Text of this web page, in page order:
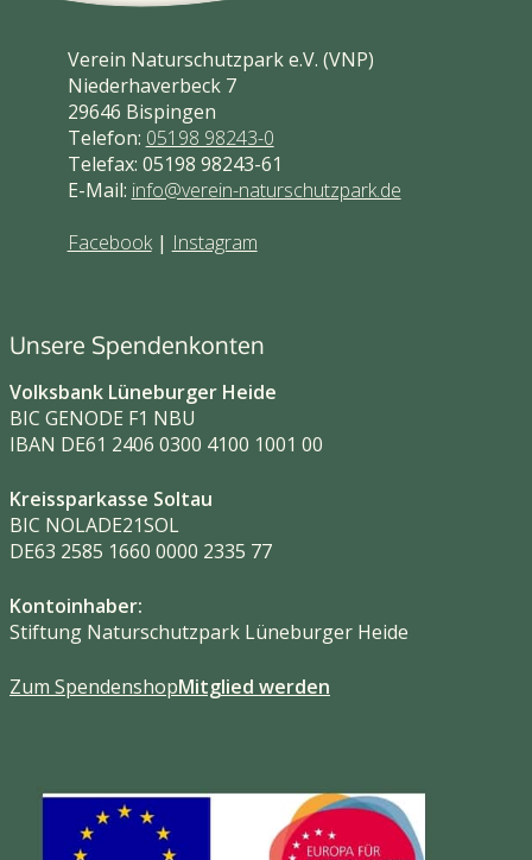
Verein Naturschutzpark e.V. (VNP)
Niederhaverbeck 7
29646 Bispingen
Telefon: 05198 98243-0
Telefax: 05198 98243-61
E-Mail: info@verein-naturschutzpark.de
Facebook| Instagram
Unsere Spendenkonten
Volksbank Lüneburger Heide
BIC GENODE F1 NBU
IBAN DE61 2406 0300 4100 1001 00
Kreissparkasse Soltau
BIC NOLADE21SOL
DE63 2585 1660 0000 2335 77
Kontoinhaber:
Stiftung Naturschutzpark Lüneburger Heide
Zum SpendenshopMitglied werden